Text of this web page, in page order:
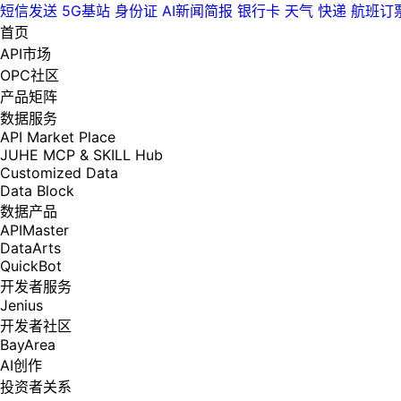
短信发送 5G基站 身份证 AI新闻简报 银行卡 天气 快递 航班订
首页
API市场
OPC社区
产品矩阵
数据服务
API Market Place
JUHE MCP & SKILL Hub
Customized Data
Data Block
数据产品
APIMaster
DataArts
QuickBot
开发者服务
Jenius
开发者社区
BayArea
AI创作
投资者关系